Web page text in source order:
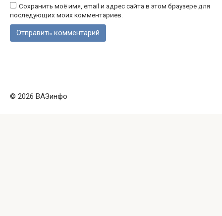
Сохранить моё имя, email и адрес сайта в этом браузере для
последующих моих комментариев.
© 2026 ВАЗинфо